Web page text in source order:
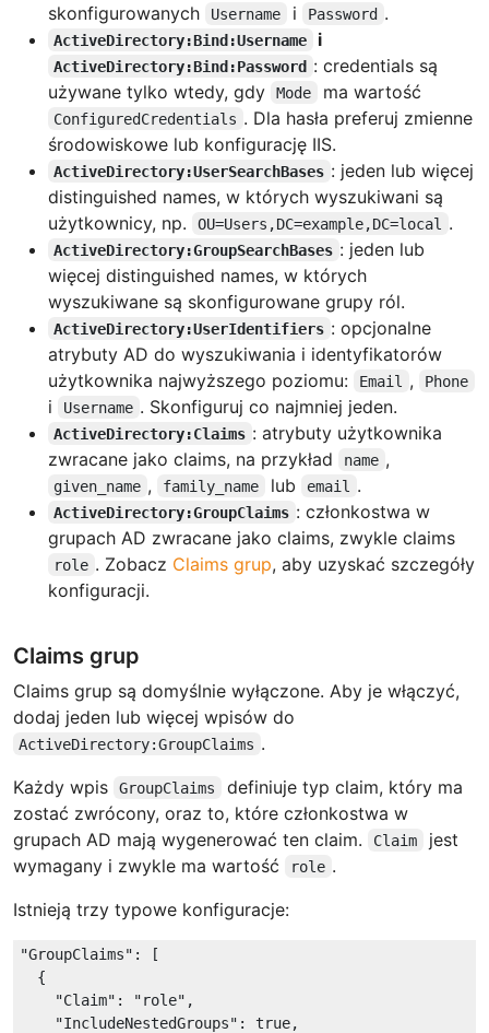
skonfigurowanych
Username i Password .
ActiveDirectory:Bind:Username i
ActiveDirectory:Bind:Password : credentials są
używane tylko wtedy, gdy
Mode ma wartość
ConfiguredCredentials . Dla hasła preferuj zmienne
środowiskowe lub konfigurację IIS.
ActiveDirectory:UserSearchBases : jeden lub więcej
distinguished names, w których wyszukiwani są
użytkownicy, np.
OU=Users,DC=example,DC=local .
ActiveDirectory:GroupSearchBases : jeden lub
więcej distinguished names, w których
wyszukiwane są skonfigurowane grupy ról.
ActiveDirectory:UserIdentifiers : opcjonalne
atrybuty AD do wyszukiwania i identyfikatorów
użytkownika najwyższego poziomu:
Email , Phone
i Username . Skonfiguruj co najmniej jeden.
ActiveDirectory:Claims : atrybuty użytkownika
zwracane jako claims, na przykład
name ,
given_name , family_name lub email .
ActiveDirectory:GroupClaims : członkostwa w
grupach AD zwracane jako claims, zwykle claims
role . Zobacz Claims grup, aby uzyskać szczegóły
konfiguracji.
Claims grup
Claims grup są domyślnie wyłączone. Aby je włączyć,
dodaj jeden lub więcej wpisów do
ActiveDirectory:GroupClaims .
Każdy wpis
GroupClaims
definiuje typ claim, który ma
zostać zwrócony, oraz to, które członkostwa w
grupach AD mają wygenerować ten claim.
Claim
jest
wymagany i zwykle ma wartość
role .
Istnieją trzy typowe konfiguracje:
"GroupClaims" : [
  {
"Claim" : "role" ,
"IncludeNestedGroups" : true,